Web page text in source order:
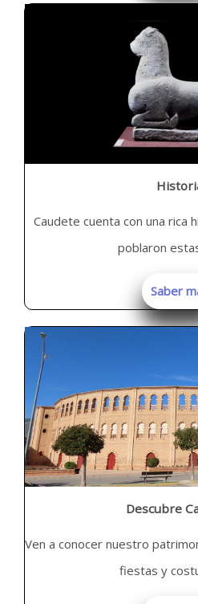
Caudete cuenta con una rica
poblaron
Saber
Descubre
Ven a conocer nuestro
fiestas y